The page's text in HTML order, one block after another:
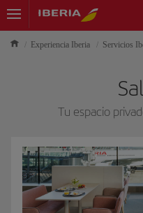
Experiencia Iberia Servicios
Tu espacio